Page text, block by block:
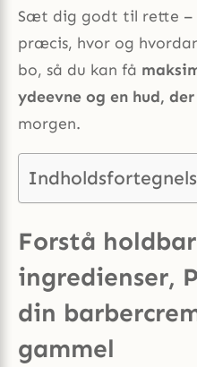
Sæt dig godt til rette –
præcis, hvor og
bo, så du kan få
ydeevne og en hud,
morgen.
Forstå
ingredienser,
din
gammel